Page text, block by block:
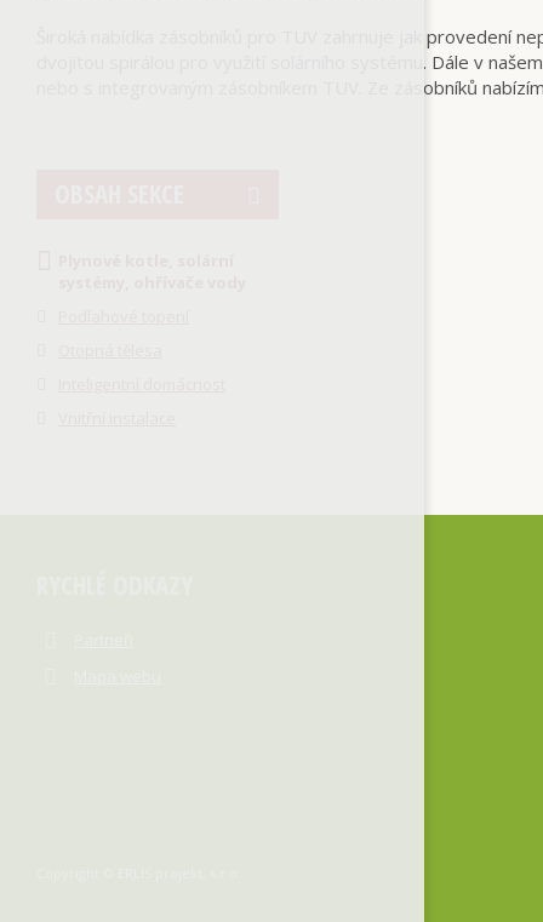
Široká nabídka zásobníků pro TUV zahrnuje jak provedení
dvojitou spirálou pro využití solárního systému. Dále v
nebo s integrovaným zásobníkem TUV. Ze zásobníků